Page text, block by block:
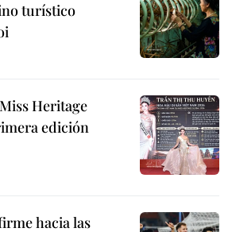
turístico
Heritage
edición
hacia las